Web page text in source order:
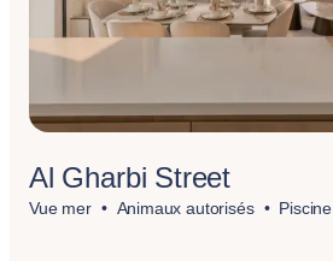
Al Gharbi Street
Vue mer Animaux autorisés Piscine